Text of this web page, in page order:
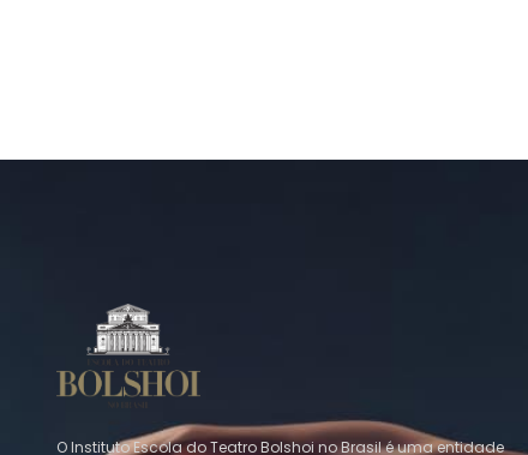
O Instituto Escola do Teatro Bolshoi no Brasil é uma entidade